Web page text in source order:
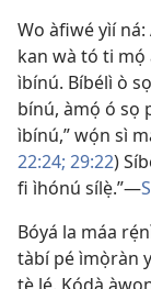
Wo àfiwé yìí
kan wà tó ti
ìbínú. Bíbélì ò
bínú, àmọ́ ó sọ
ìbínú,” wọ́n sì
22:24; 29:22)
fi ìhónú sílẹ̀.”—
Bóyá la máa
tàbí pé ìmọ̀ràn